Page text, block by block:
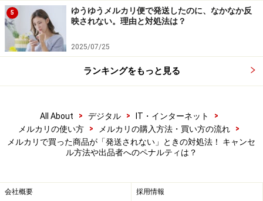
通報するといいと思います。
発送はしたけれど、発送通知を忘れている
場合もある
出品者は商品を発送するとき、基本的に「発送通知」を
すると購入者には発送の連絡が届かないため不安になっ
てしまいます。
ができません。その場合は、購入者側から発送通知をす
5
ゆうゆうメルカリ便で発送したのに、なかなか反
映されない。理由と対処法は？
2025/07/25
ランキングをもっと見る
All About > デジタル > IT・インターネット
>
メルカリの使い方
> メルカリの購入方法・買い方の流れ
>
メルカリで買った商品が「発送されない」ときの対処法！ キャンセ
ル方法や出品者へのペナルティは？
会社概要 採用情報